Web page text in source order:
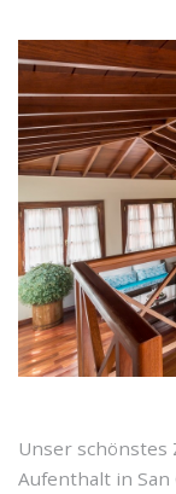
Unser schönstes
Aufenthalt in San